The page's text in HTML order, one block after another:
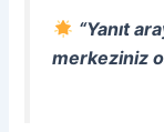
“Yanıt
merkeziniz